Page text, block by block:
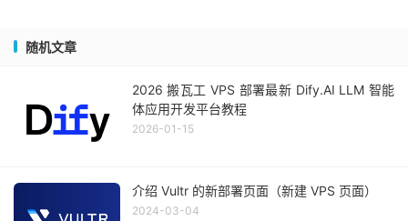
随机文章
2026 搬瓦工 VPS 部署最新 Dify.AI LLM 智能
体应用开发平台教程
2026-01-15
介绍 Vultr 的新部署页面（新建 VPS 页面）
2024-03-04